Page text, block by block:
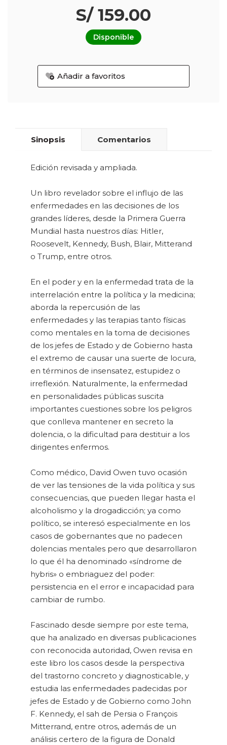
S/ 159.00
Disponible
Añadir a favoritos
Sinopsis Comentarios
Edición revisada y ampliada.
Un libro revelador sobre el influjo de las
enfermedades en las decisiones de los
grandes líderes, desde la Primera Guerra
Mundial hasta nuestros días: Hitler,
Roosevelt, Kennedy, Bush, Blair, Mitterand
o Trump, entre otros.
En el poder y en la enfermedad trata de la
interrelación entre la política y la medicina;
aborda la repercusión de las
enfermedades y las terapias tanto físicas
como mentales en la toma de decisiones
de los jefes de Estado y de Gobierno hasta
el extremo de causar una suerte de locura,
en términos de insensatez, estupidez o
irreflexión. Naturalmente, la enfermedad
en personalidades públicas suscita
importantes cuestiones sobre los peligros
que conlleva mantener en secreto la
dolencia, o la dificultad para destituir a los
dirigentes enfermos.
Como médico, David Owen tuvo ocasión
de ver las tensiones de la vida política y sus
consecuencias, que pueden llegar hasta el
alcoholismo y la drogadicción; ya como
político, se interesó especialmente en los
casos de gobernantes que no padecen
dolencias mentales pero que desarrollaron
lo que él ha denominado «síndrome de
hybris» o embriaguez del poder:
persistencia en el error e incapacidad para
cambiar de rumbo.
Fascinado desde siempre por este tema,
que ha analizado en diversas publicaciones
con reconocida autoridad, Owen revisa en
este libro los casos desde la perspectiva
del trastorno concreto y diagnosticable, y
estudia las enfermedades padecidas por
jefes de Estado y de Gobierno como John
F. Kennedy, el sah de Persia o François
Mitterrand, entre otros, además de un
análisis certero de la figura de Donald